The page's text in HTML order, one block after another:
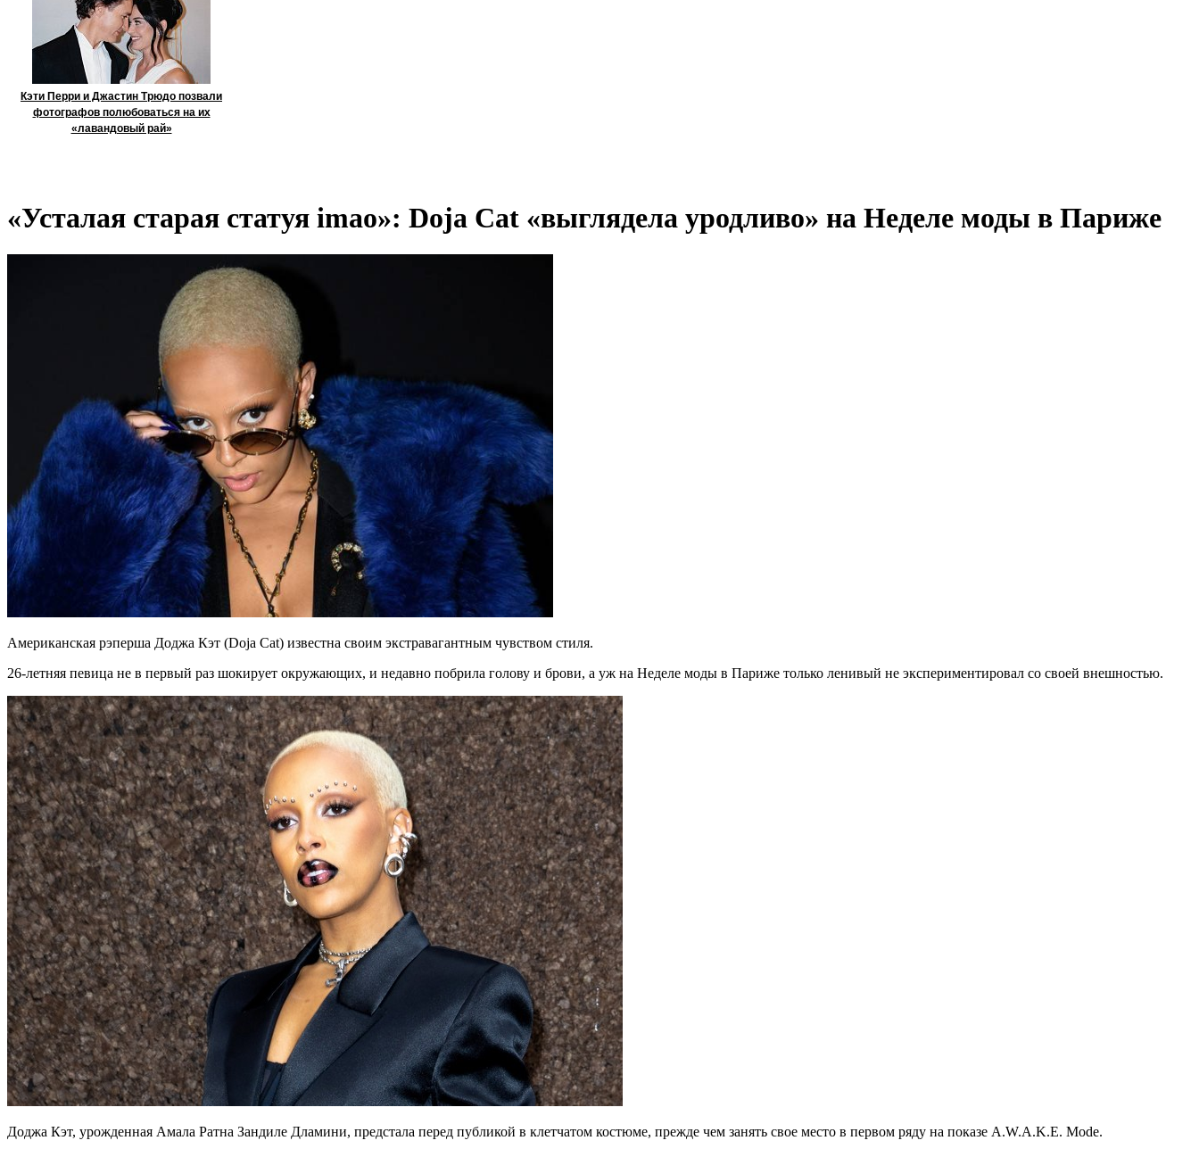
Кэти Перри и Джастин Трюдо позвали
фотографов полюбоваться на их
«лавандовый рай»
«Усталая старая статуя imao»: Doja Cat «выглядела уродливо» на Неделе моды в Париже
Американская рэперша Доджа Кэт (Doja Cat) известна своим экстравагантным чувством стиля.
26-летняя певица не в первый раз шокирует окружающих, и недавно побрила голову и брови, а уж на Неделе моды в Париже только ленивый не экспериментировал со своей внешностью.
Доджа Кэт, урожденная Амала Ратна Зандиле Дламини, предстала перед публикой в клетчатом костюме, прежде чем занять свое место в первом ряду на показе A.W.A.K.E. Mode.